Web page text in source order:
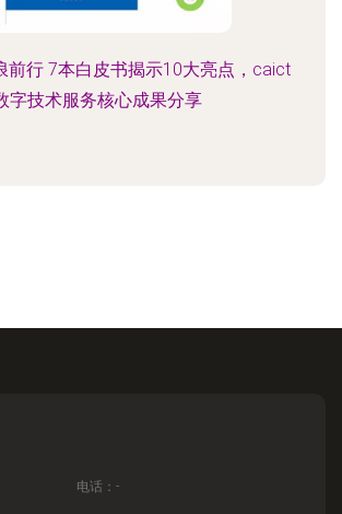
前行 7本白皮书揭示10大亮点，caict
字技术服务核心成果分享
电话：-